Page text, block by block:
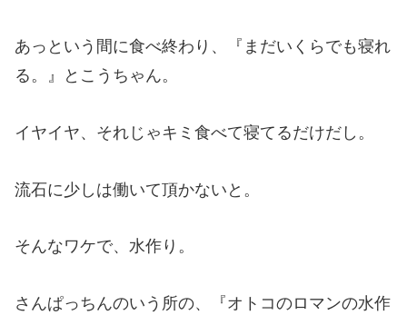
あっという間に食べ終わり、『まだいくらでも寝れ
る。』とこうちゃん。
イヤイヤ、それじゃキミ食べて寝てるだけだし。
流石に少しは働いて頂かないと。
そんなワケで、水作り。
さんぱっちんのいう所の、『オトコのロマンの水作